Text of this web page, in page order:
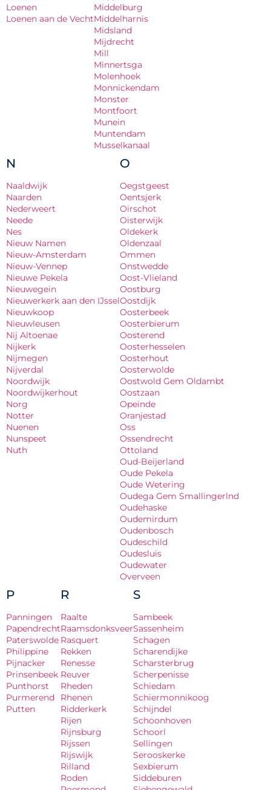
Loenen
Loenen aan de Vecht
Middelburg
Middelharnis
Midsland
Mijdrecht
Mill
Minnertsga
Molenhoek
Monnickendam
Monster
Montfoort
Munein
Muntendam
Musselkanaal
N
Naaldwijk
Naarden
Nederweert
Neede
Nes
Nieuw Namen
Nieuw-Amsterdam
Nieuw-Vennep
Nieuwe Pekela
Nieuwegein
Nieuwerkerk aan den IJssel
Nieuwkoop
Nieuwleusen
Nij Altoenae
Nijkerk
Nijmegen
Nijverdal
Noordwijk
Noordwijkerhout
Norg
Notter
Nuenen
Nunspeet
Nuth
O
Oegstgeest
Oentsjerk
Oirschot
Oisterwijk
Oldekerk
Oldenzaal
Ommen
Onstwedde
Oost-Vlieland
Oostburg
Oostdijk
Oosterbeek
Oosterbierum
Oosterend
Oosterhesselen
Oosterhout
Oosterwolde
Oostwold Gem Oldambt
Oostzaan
Opeinde
Oranjestad
Oss
Ossendrecht
Ottoland
Oud-Beijerland
Oude Pekela
Oude Wetering
Oudega Gem Smallingerlnd
Oudehaske
Oudemirdum
Oudenbosch
Oudeschild
Oudesluis
Oudewater
Overveen
P
Panningen
Papendrecht
Paterswolde
Philippine
Pijnacker
Prinsenbeek
Punthorst
Purmerend
Putten
R
Raalte
Raamsdonksveer
Rasquert
Rekken
Renesse
Reuver
Rheden
Rhenen
Ridderkerk
Rijen
Rijnsburg
Rijssen
Rijswijk
Rilland
Roden
S
Sambeek
Sassenheim
Schagen
Scharendijke
Scharsterbrug
Scherpenisse
Schiedam
Schiermonnikoog
Schijndel
Schoonhoven
Schoorl
Sellingen
Serooskerke
Sexbierum
Siddeburen